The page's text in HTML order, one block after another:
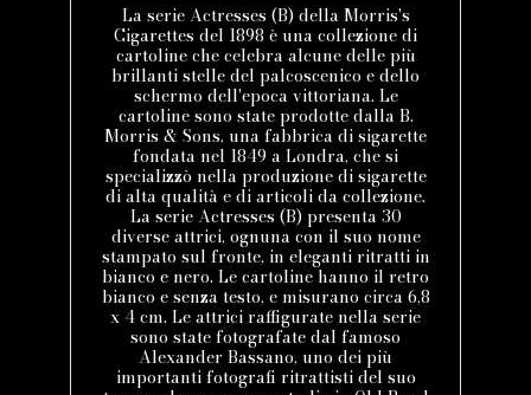
La serie Actresses (B) della Morris's
Cigarettes del 1898 è una collezione di
cartoline che celebra alcune delle più
brillanti stelle del palcoscenico e dello
schermo dell'epoca vittoriana. Le
cartoline sono state prodotte dalla B.
Morris & Sons, una fabbrica di sigarette
fondata nel 1849 a Londra, che si
specializzò nella produzione di sigarette
di alta qualità e di articoli da collezione.
La serie Actresses (B) presenta 30
diverse attrici, ognuna con il suo nome
stampato sul fronte, in eleganti ritratti in
bianco e nero. Le cartoline hanno il retro
bianco e senza testo, e misurano circa 6,8
x 4 cm. Le attrici raffigurate nella serie
sono state fotografate dal famoso
Alexander Bassano, uno dei più
importanti fotografi ritrattisti del suo